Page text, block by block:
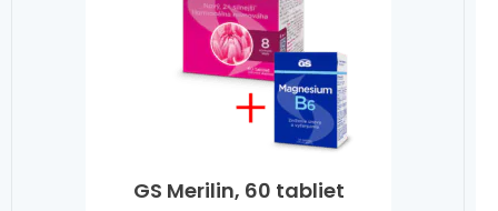
GS Merilin, 60 tabliet